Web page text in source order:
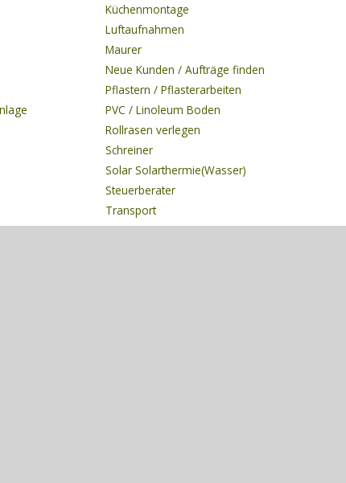
Küchenmontage
Luftaufnahmen
Maurer
Neue Kunden / Aufträge finden
Pflastern / Pflasterarbeiten
PVC / Linoleum Boden
Rollrasen verlegen
Schreiner
Solar Solarthermie(Wasser)
Steuerberater
Transport
Türen